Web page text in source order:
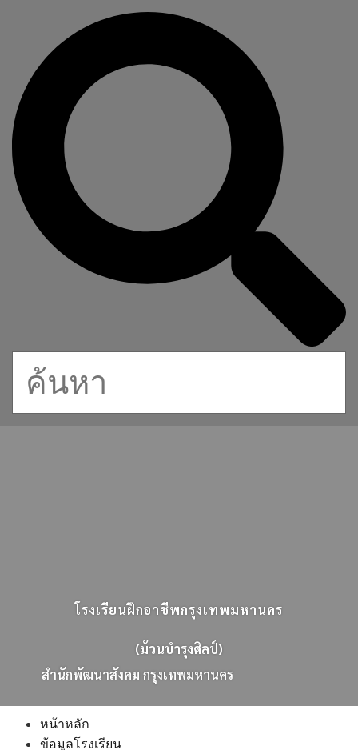
โรงเรียนฝึกอาชีพกรุงเทพมหานคร
(ม้วนบำรุงศิลป์)
สนกพฒนาสงคม กรงเทพมหานคร
หน้าหลัก
ข้อมูลโรงเรียน